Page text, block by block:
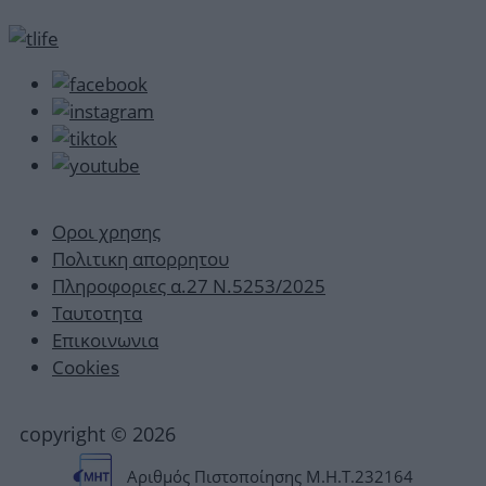
Οροι χρησης
Πολιτικη απορρητου
Πληροφοριες α.27 Ν.5253/2025
Ταυτοτητα
Επικοινωνια
Cookies
copyright © 2026
Αριθμός Πιστοποίησης Μ.Η.Τ.232164